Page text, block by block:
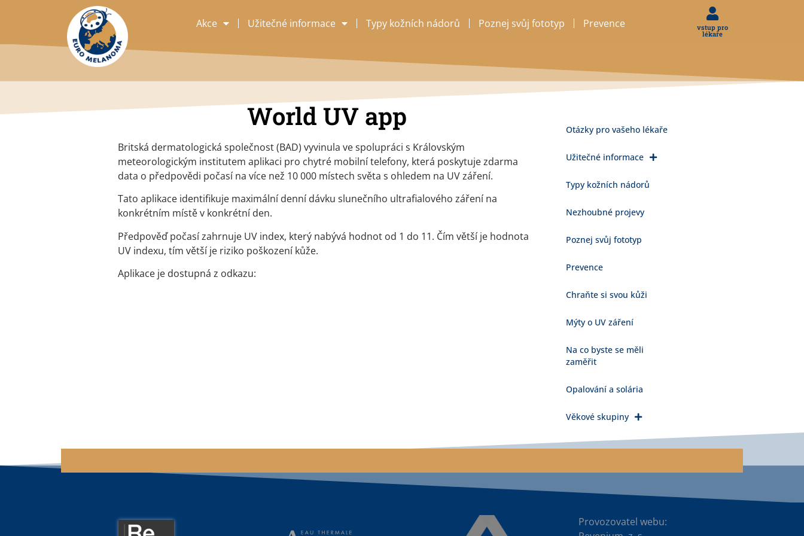
Akce Užitečné informace Typy kožních nádorů Poznej svůj fototyp Prevence vstup pro
lékaře
World UV app
Britská dermatologická společnost (BAD) vyvinula ve spolupráci s Královským
meteorologickým institutem aplikaci pro chytré mobilní telefony, která poskytuje zdarma
data o předpovědi počasí na více než 10 000 místech světa s ohledem na UV záření.
Tato aplikace identifikuje maximální denní dávku slunečního ultrafialového záření na
konkrétním místě v konkrétní den.
Předpověď počasí zahrnuje UV index, který nabývá hodnot od 1 do 11. Čím větší je hodnota
UV indexu, tím větší je riziko poškození kůže.
Aplikace je dostupná z odkazu:
Otázky pro vašeho lékaře
Užitečné informace
Typy kožních nádorů
Nezhoubné projevy
Poznej svůj fototyp
Prevence
Chraňte si svou kůži
Mýty o UV záření
Na co byste se měli
zaměřit
Opalování a solária
Věkové skupiny
Provozovatel webu: